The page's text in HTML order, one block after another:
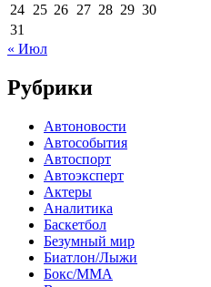
24 25 26 27 28 29 30
31
« Июл
Рубрики
Автоновости
Автособытия
Автоспорт
Автоэксперт
Актеры
Аналитика
Баскетбол
Безумный мир
Биатлон/Лыжи
Бокс/MMA